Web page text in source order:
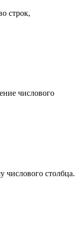
строк,
числового
столбца.